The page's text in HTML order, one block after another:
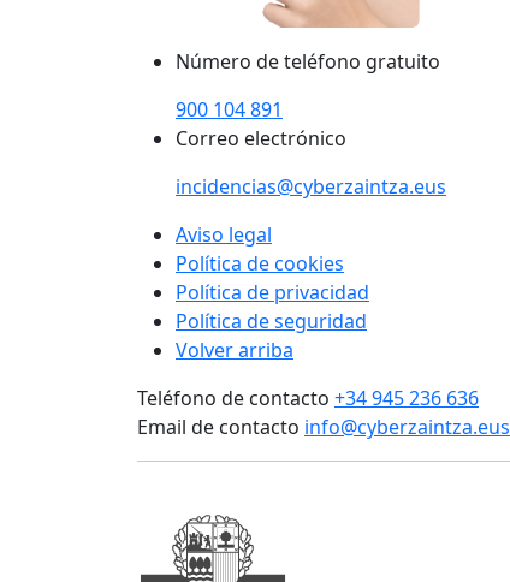
Número de teléfono gratuito
900 104 891
Correo electrónico
incidencias@cyberzaintza.eus
Aviso legal
Política de cookies
Política de privacidad
Política de seguridad
Volver arriba
Teléfono de contacto +34 945 236 636
Email de contacto info@cyberzaintza.eus